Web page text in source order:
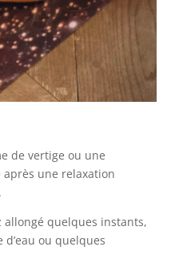
de vertige ou une
après une relaxation
allongé quelques instants,
ou quelques